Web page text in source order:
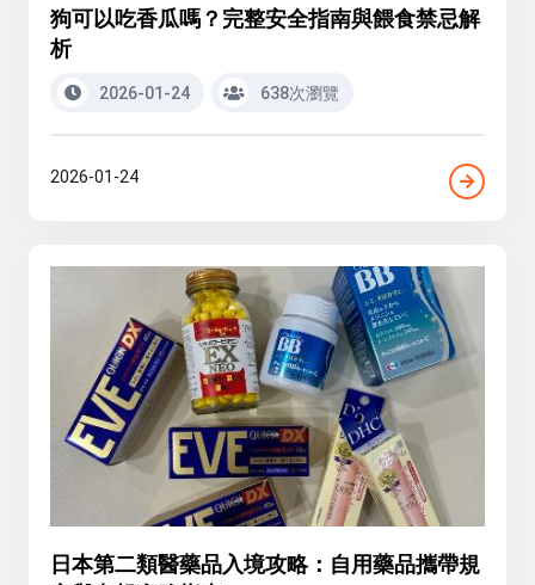
狗可以吃香瓜嗎？完整安全指南與餵食禁忌解
析
2026-01-24 638次瀏覽
2026-01-24
日本第二類醫藥品入境攻略：自用藥品攜帶規